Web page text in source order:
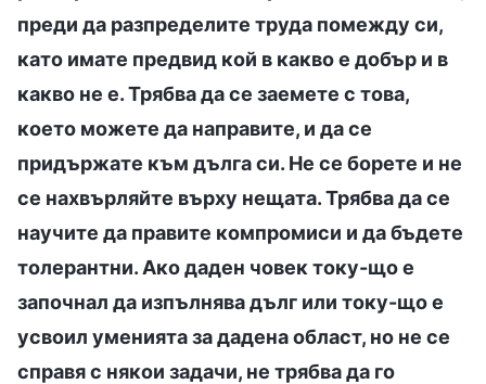
преди да разпределите труда помежду си,
като имате предвид кой в какво е добър и в
какво не е. Трябва да се заемете с това,
което можете да направите, и да се
придържате към дълга си. Не се борете и не
се нахвърляйте върху нещата. Трябва да се
научите да правите компромиси и да бъдете
толерантни. Ако даден човек току-що е
започнал да изпълнява дълг или току-що е
усвоил уменията за дадена област, но не се
справя с някои задачи, не трябва да го